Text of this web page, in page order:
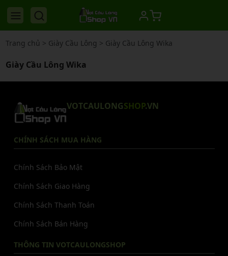
Trang chủ > Giày Cầu Lông > Giày Cầu Lông Wika
Giày Cầu Lông Wika
VOTCAULONGSHOP.VN
CHÍNH SÁCH MUA HÀNG
Chính Sách Bảo Mật
Chính Sách Giao Hàng
Chính Sách Thanh Toán
Chính Sách Bán Hàng
THÔNG TIN VOTCAULONGSHOP